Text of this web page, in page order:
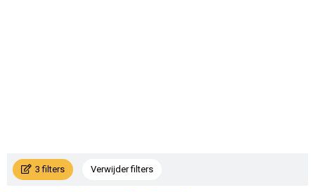
3 filters Verwijder filters